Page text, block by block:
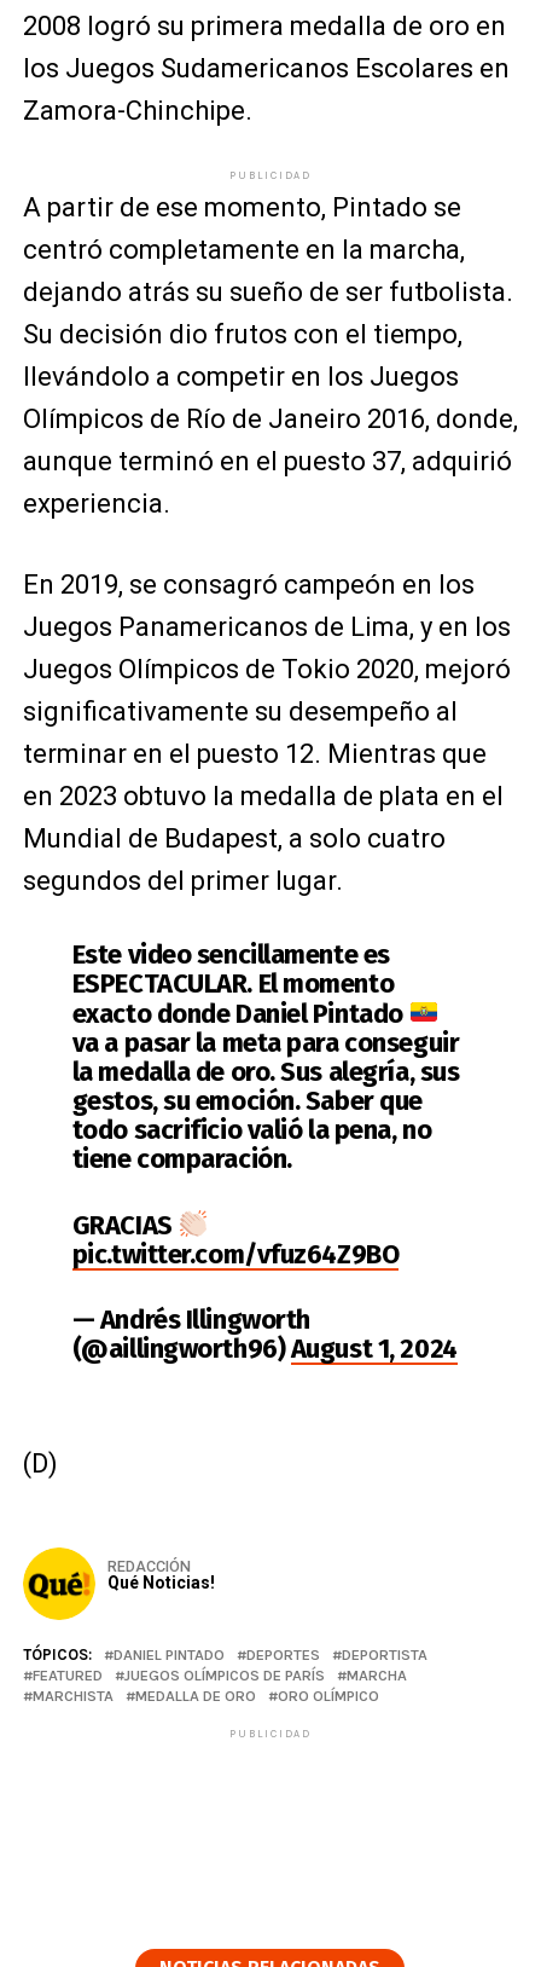
2008 logró su primera medalla de oro en
los Juegos Sudamericanos Escolares en
Zamora-Chinchipe.
PUBLICIDAD
A partir de ese momento, Pintado se
centró completamente en la marcha,
dejando atrás su sueño de ser futbolista.
Su decisión dio frutos con el tiempo,
llevándolo a competir en los Juegos
Olímpicos de Río de Janeiro 2016, donde,
aunque terminó en el puesto 37, adquirió
experiencia.
En 2019, se consagró campeón en los
Juegos Panamericanos de Lima, y en los
Juegos Olímpicos de Tokio 2020, mejoró
significativamente su desempeño al
terminar en el puesto 12. Mientras que
en 2023 obtuvo la medalla de plata en el
Mundial de Budapest, a solo cuatro
segundos del primer lugar.
Este video sencillamente es
ESPECTACULAR. El momento
exacto donde Daniel Pintado
va a pasar la meta para conseguir
la medalla de oro. Sus alegría, sus
gestos, su emoción. Saber que
todo sacrificio valió la pena, no
tiene comparación.
GRACIAS
pic.twitter.com/vfuz64Z9BO
— Andrés Illingworth
(@aillingworth96)August 1, 2024
(D)
REDACCIÓN
Qué Noticias!
TÓPICOS: DANIEL PINTADO DEPORTES
DEPORTISTA
FEATURED
JUEGOS OLÍMPICOS DE PARÍS
MARCHA
MARCHISTA
MEDALLA DE ORO ORO OLÍMPICO
PUBLICIDAD